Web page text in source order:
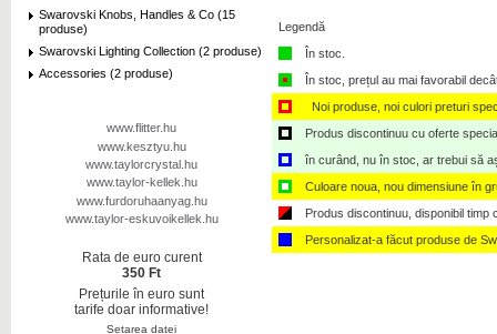
Swarovski Knobs, Handles & Co (15
produse)
Swarovski Lighting Collection (2 produse)
Accessories (2 produse)
www.flitter.hu
www.kesztyu.hu
www.taylorcrystal.hu
www.taylor-kellek.hu
www.furdoruhaanyag.hu
www.taylor-eskuvoikellek.hu
Rata de euro curent
350 Ft
Prețurile în euro sunt
tarife doar informative!
Setarea datei
Legendă
În stoc.
În stoc, prețul au mai favorabil
Noi produse, noi culori preturi
Produs discontinuu cu oferte
în curând, nu în stoc, ar trebui să
Culoare noua, nou dimensiune în
Produs discontinuu, disponibil timp
Personalizat-a făcut produse de